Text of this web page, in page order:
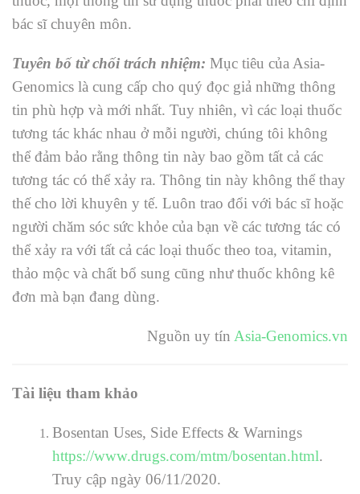
bác sĩ chuyên môn.
Tuyên bố từ chối trách nhiệm: Mục tiêu của Asia-
Genomics là cung cấp cho quý đọc giả những thông
tin phù hợp và mới nhất. Tuy nhiên, vì các loại thuốc
tương tác khác nhau ở mỗi người, chúng tôi không
thể đảm bảo rằng thông tin này bao gồm tất cả các
tương tác có thể xảy ra. Thông tin này không thể thay
thế cho lời khuyên y tế. Luôn trao đổi với bác sĩ hoặc
người chăm sóc sức khỏe của bạn về các tương tác có
thể xảy ra với tất cả các loại thuốc theo toa, vitamin,
thảo mộc và chất bổ sung cũng như thuốc không kê
đơn mà bạn đang dùng.
Nguồn uy tín Asia-Genomics.vn
Tài liệu tham khảo
Bosentan Uses, Side Effects & Warnings
https://www.drugs.com/mtm/bosentan.html.
Truy cập ngày 06/11/2020.